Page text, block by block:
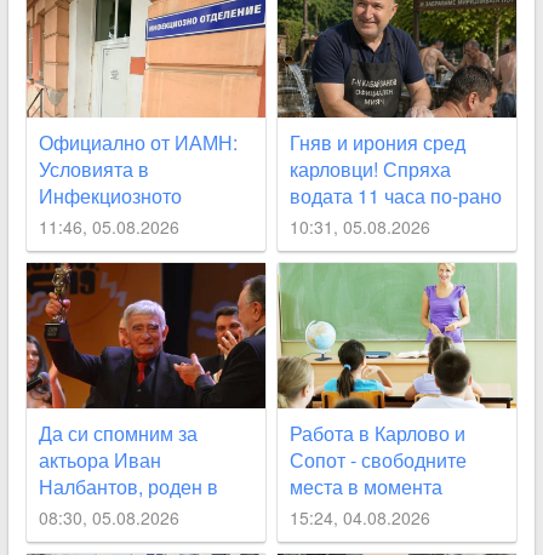
Официално от ИАМН:
Условията в
Инфекциозното
отделение в
карловската болница
са “изключително
лоши“
11:46, 05.08.2026
Гняв и ирония сред
карловци! Спряха
водата 11 часа по-рано
от обявеното
10:31, 05.08.2026
Да си спомним за
актьора Иван
Налбантов, роден в
Карловско на днешната
дата
08:30, 05.08.2026
Работа в Карлово и
Сопот - свободните
места в момента
15:24, 04.08.2026